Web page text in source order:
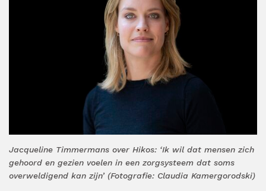
Jacqueline Timmermans over Hikos: ‘Ik wil dat mensen zich
gehoord en gezien voelen in een zorgsysteem dat soms
overweldigend kan zijn’ (Fotografie: Claudia Kamergorodski)